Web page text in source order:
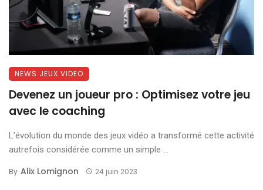
NEWS JEUX VIDEO
Devenez un joueur pro : Optimisez votre jeu
avec le coaching
L’évolution du monde des jeux vidéo a transformé cette activité
autrefois considérée comme un simple ...
By Alix Lomignon 24 juin 2023